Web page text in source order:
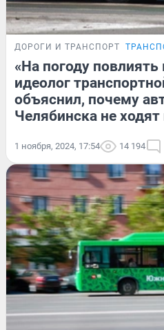
ДОРОГИ И ТРАНСПОРТ
«На погоду
идеолог
объяснил, почему
Челябинска не
1 ноября, 2024, 17:54 14 194